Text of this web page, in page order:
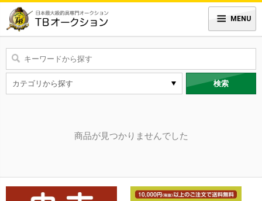
MENU
検索
商品が見つかりませんでした